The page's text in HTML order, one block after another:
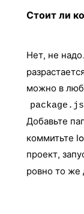
Стоит ли
Нет, не надо.
можно в
Добавьте
коммитьте
проект,
ровно то же